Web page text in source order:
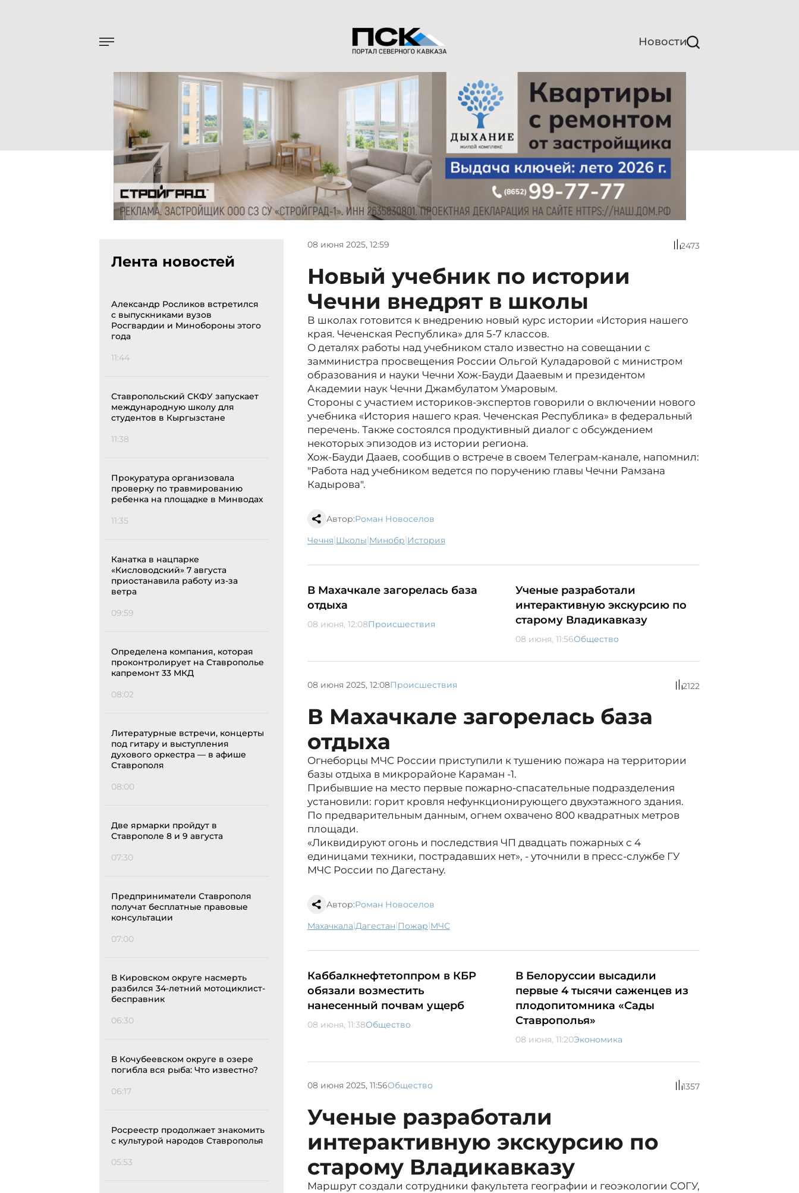
Новости
Лента новостей
Александр Росликов встретился
с выпускниками вузов
Росгвардии и Минобороны этого
года
11:44
Ставропольский СКФУ запускает
международную школу для
студентов в Кыргызстане
11:38
Прокуратура организовала
проверку по травмированию
ребенка на площадке в Минводах
11:35
Канатка в нацпарке
«Кисловодский» 7 августа
приостанавила работу из-за
ветра
09:59
Определена компания, которая
проконтролирует на Ставрополье
капремонт 33 МКД
08:02
Литературные встречи, концерты
под гитару и выступления
духового оркестра — в афише
Ставрополя
08:00
Две ярмарки пройдут в
Ставрополе 8 и 9 августа
07:30
Предприниматели Ставрополя
получат бесплатные правовые
консультации
07:00
В Кировском округе насмерть
разбился 34-летний мотоциклист-
бесправник
06:30
В Кочубеевском округе в озере
погибла вся рыба: Что известно?
06:17
Росреестр продолжает знакомить
с культурой народов Ставрополья
05:53
08 июня 2025, 12:59 2473
Новый учебник по истории
Чечни внедрят в школы
В школах готовится к внедрению новый курс истории «История нашего
края. Чеченская Республика» для 5-7 классов.
О деталях работы над учебником стало известно на совещании с
замминистра просвещения России Ольгой Куладаровой с министром
образования и науки Чечни Хож-Бауди Дааевым и президентом
Академии наук Чечни Джамбулатом Умаровым.
Стороны с участием историков-экспертов говорили о включении нового
учебника «История нашего края. Чеченская Республика» в федеральный
перечень. Также состоялся продуктивный диалог с обсуждением
некоторых эпизодов из истории региона.
Хож-Бауди Дааев, сообщив о встрече в своем Телеграм-канале, напомнил:
"Работа над учебником ведется по поручению главы Чечни Рамзана
Кадырова".
Автор:Роман Новоселов
Чечня| школы| минобр| история
В Махачкале загорелась база
отдыха
08 июня, 12:08Происшествия
Ученые разработали
интерактивную экскурсию по
старому Владикавказу
08 июня, 11:56Общество
08 июня 2025, 12:08Происшествия 2122
В Махачкале загорелась база
отдыха
Огнеборцы МЧС России приступили к тушению пожара на территории
базы отдыха в микрорайоне Караман -1.
Прибывшие на место первые пожарно-спасательные подразделения
установили: горит кровля нефункционирующего двухэтажного здания.
По предварительным данным, огнем охвачено 800 квадратных метров
площади.
«Ликвидируют огонь и последствия ЧП двадцать пожарных с 4
единицами техники, пострадавших нет», - уточнили в пресс-службе ГУ
МЧС России по Дагестану.
Автор:Роман Новоселов
Махачкала| Дагестан| пожар| МЧС
Каббалкнефтетоппром в КБР
обязали возместить
нанесенный почвам ущерб
08 июня, 11:38Общество
В Белоруссии высадили
первые 4 тысячи саженцев из
плодопитомника «Сады
Ставрополья»
08 июня, 11:20Экономика
08 июня 2025, 11:56Общество 1357
Ученые разработали
интерактивную экскурсию по
старому Владикавказу
Маршрут создали сотрудники факультета географии и геоэкологии СОГУ,